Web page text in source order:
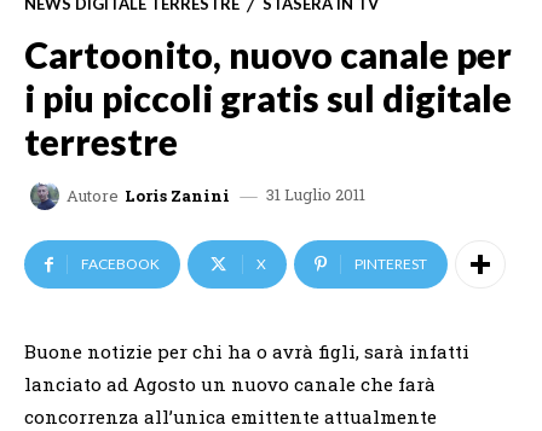
Cartoonito, nuovo canale per
i piu piccoli gratis sul digitale
terrestre
Autore Loris Zanini 31 Luglio 2011
FACEBOOK X PINTEREST
Buone notizie per chi ha o avrà figli, sarà infatti
lanciato ad Agosto un nuovo canale che farà
concorrenza all’unica emittente attualmente